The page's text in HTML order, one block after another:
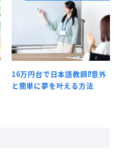
16万円台で日本語教師⁉意外
と簡単に夢を叶える方法